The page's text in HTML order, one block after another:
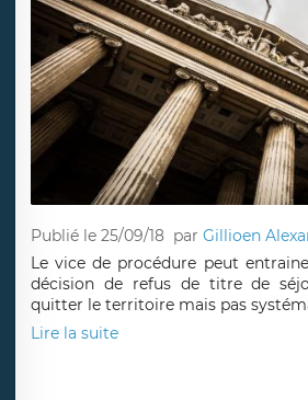
Publié le 25/09/18 parGillioen
Le vice de procédure peut
décision de refus de titre de
quitter le territoire mais pas
Lire la suite